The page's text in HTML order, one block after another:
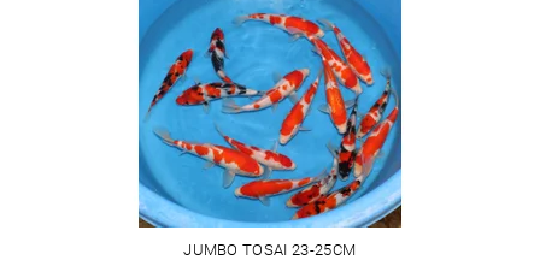
JUMBO TOSAI 23-25CM